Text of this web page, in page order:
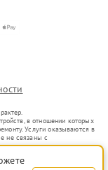
в отношении которых
Услуги оказываются в
не связаны с
оборот в соответствии